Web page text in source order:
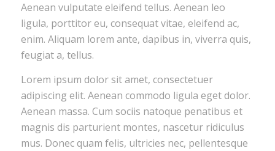
Aenean vulputate eleifend tellus. Aenean leo
ligula, porttitor eu, consequat vitae, eleifend ac,
enim. Aliquam lorem ante, dapibus in, viverra quis,
feugiat a, tellus.
Lorem ipsum dolor sit amet, consectetuer
adipiscing elit. Aenean commodo ligula eget dolor.
Aenean massa. Cum sociis natoque penatibus et
magnis dis parturient montes, nascetur ridiculus
mus. Donec quam felis, ultricies nec, pellentesque